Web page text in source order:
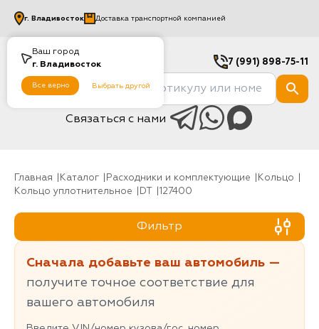
Ваш город
г. Владивосток
Все верно Выбрать другой
г. Владивосток Доставка транспортной компанией
7 (991) 898-75-11
Связаться с нами
Главная Каталог Расходники и комплектующие
Кольцо
Кольцо уплотнительное
127400
Фильтр
Сначала добавьте ваш автомобиль —
получите точное соответствие для
вашего автомобиля